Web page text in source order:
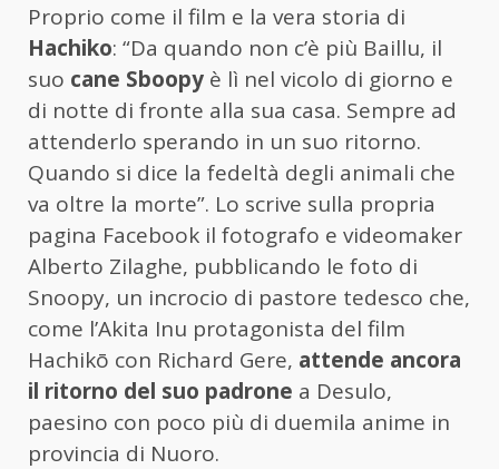
Proprio come il film e la vera storia di
Hachiko: “Da quando non c’è più Baillu, il
suo cane Sboopy è lì nel vicolo di giorno e
di notte di fronte alla sua casa. Sempre ad
attenderlo sperando in un suo ritorno.
Quando si dice la fedeltà degli animali che
va oltre la morte”. Lo scrive sulla propria
pagina Facebook il fotografo e videomaker
Alberto Zilaghe, pubblicando le foto di
Snoopy, un incrocio di pastore tedesco che,
come l’Akita Inu protagonista del film
Hachikō con Richard Gere, attende ancora
il ritorno del suo padrone a Desulo,
paesino con poco più di duemila anime in
provincia di Nuoro.